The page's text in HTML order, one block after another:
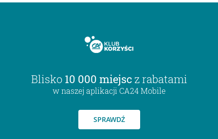
Blisko 10 000 miejsc z rabatami
w naszej aplikacji CA24 Mobile
SPRAWDŹ